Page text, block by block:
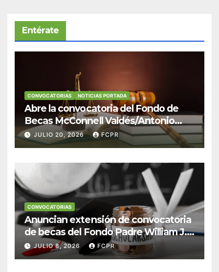
Entérate
CONVOCATORIAS NOTICIAS PORTADA
Abre la convocatoria del Fondo de
Becas McConnell Valdés/Antonio
Escudero Viera para estudiantes de
Derecho en Puerto Rico
JULIO 20, 2026 FCPR
CONVOCATORIAS
Anuncian extensión de convocatoria
de becas del Fondo Padre William J.
Hendricks, SJ para estudiantes del
Colegio San Ignacio
JULIO 8, 2026 FCPR